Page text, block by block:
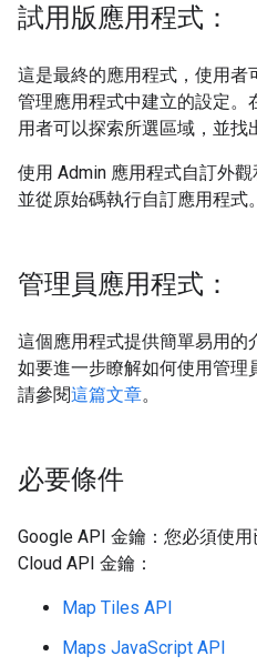
試用版應用程式：
這是最終的應用程式，使用者
管理應用程式中建立的設定。
用者可以探索所選區域，並找
使用 Admin 應用程式自訂外
並從原始碼執行自訂應用程式。
管理員應用程式：
這個應用程式提供簡單易用的
如要進一步瞭解如何使用管理
請參閱這篇文章。
必要條件
Google API 金鑰：您必須使
Cloud API 金鑰：
Map Tiles API
Maps JavaScript API